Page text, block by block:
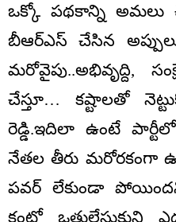
ఒక్కో పథకాన్ని అమలు
బీఆర్ఎస్ చేసిన
మ‌రోవైపు..అభివృద్ది,
చేస్తూ… క‌ష్టాల‌తో
రెడ్డి.ఇదిలా ఉంటే
నేత‌ల తీరు మ‌రోరకంగా
ప‌వ‌ర్ లేకుండా
కంట్లో ఒత్తులేసుకుని